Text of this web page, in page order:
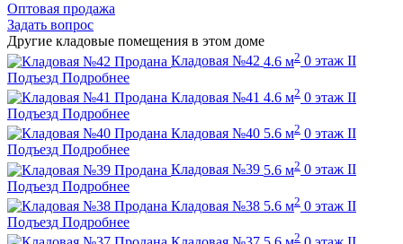
Оптовая продажа
Задать вопрос
Другие кладовые помещения в этом доме
Продана Кладовая №42 4.6 м2 0 этаж II
Подъезд Подробнее
Продана Кладовая №41 4.6 м2 0 этаж II
Подъезд Подробнее
Продана Кладовая №40 5.6 м2 0 этаж II
Подъезд Подробнее
Продана Кладовая №39 5.6 м2 0 этаж II
Подъезд Подробнее
Продана Кладовая №38 5.6 м2 0 этаж II
Подъезд Подробнее
2